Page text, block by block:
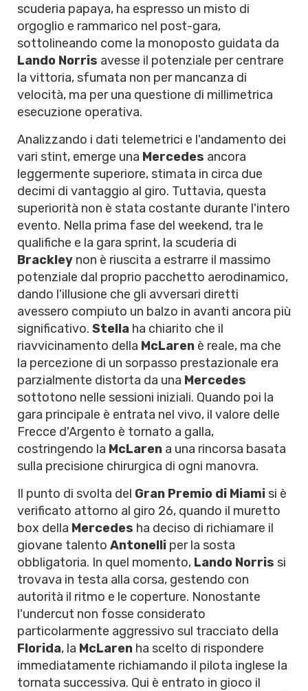
scuderia papaya, ha espresso un misto di
orgoglio e rammarico nel post-gara,
sottolineando come la monoposto guidata da
Lando Norris avesse il potenziale per centrare
la vittoria, sfumata non per mancanza di
velocità, ma per una questione di millimetrica
esecuzione operativa.
Analizzando i dati telemetrici e l'andamento dei
vari stint, emerge una Mercedes ancora
leggermente superiore, stimata in circa due
decimi di vantaggio al giro. Tuttavia, questa
superiorità non è stata costante durante l'intero
evento. Nella prima fase del weekend, tra le
qualifiche e la gara sprint, la scuderia di
Brackley non è riuscita a estrarre il massimo
potenziale dal proprio pacchetto aerodinamico,
dando l'illusione che gli avversari diretti
avessero compiuto un balzo in avanti ancora più
significativo. Stella ha chiarito che il
riavvicinamento della McLaren è reale, ma che
la percezione di un sorpasso prestazionale era
parzialmente distorta da una Mercedes
sottotono nelle sessioni iniziali. Quando poi la
gara principale è entrata nel vivo, il valore delle
Frecce d'Argento è tornato a galla,
costringendo la McLaren a una rincorsa basata
sulla precisione chirurgica di ogni manovra.
Il punto di svolta del Gran Premio di Miami si è
verificato attorno al giro 26, quando il muretto
box della Mercedes ha deciso di richiamare il
giovane talento Antonelli per la sosta
obbligatoria. In quel momento, Lando Norris si
trovava in testa alla corsa, gestendo con
autorità il ritmo e le coperture. Nonostante
l'undercut non fosse considerato
particolarmente aggressivo sul tracciato della
Florida, la McLaren ha scelto di rispondere
immediatamente richiamando il pilota inglese la
tornata successiva. Qui è entrato in gioco il